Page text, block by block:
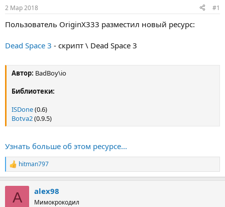
2 Мар 2018 #1
Пользователь OriginX333 разместил новый ресурс:
Dead Space 3 - скрипт \ Dead Space 3
Автор: BadBoy\io
Библиотеки:
ISDone(0.6)
Botva2(0.9.5)
Узнать больше об этом ресурсе...
Р
е
hitman797
A alex98
Мимокрокодил